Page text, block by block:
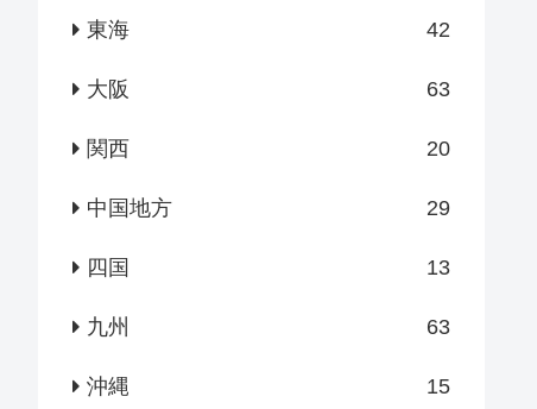
東海 42
大阪 63
関西 20
中国地方 29
四国 13
九州 63
沖縄 15